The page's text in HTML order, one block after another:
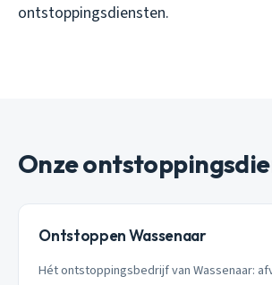
ontstoppingsdiensten.
Onze
Ontstoppen Wassenaar
Hét ontstoppingsbedrijf van Wassenaar: